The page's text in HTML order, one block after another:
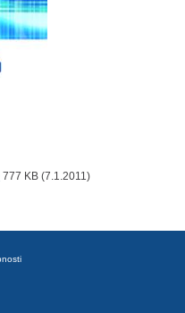
777 KB (7.1.2011)